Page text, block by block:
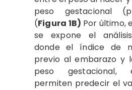
peso gestacional
(Figura 1B) Por último,
se expone el
donde el índice de
previo al embarazo y
peso gestacional,
permiten predecir el